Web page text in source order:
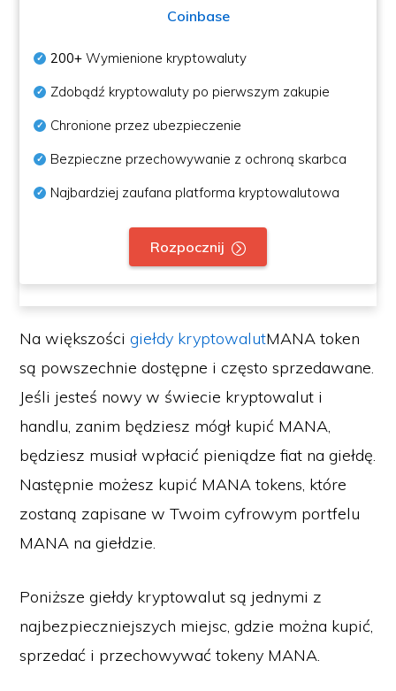
Coinbase
200+ Wymienione kryptowaluty
Zdobądź kryptowaluty po pierwszym zakupie
Chronione przez ubezpieczenie
Bezpieczne przechowywanie z ochroną skarbca
Najbardziej zaufana platforma kryptowalutowa
Rozpocznij
Na większościgiełdy kryptowalutMANA token
są powszechnie dostępne i często sprzedawane.
Jeśli jesteś nowy w świecie kryptowalut i
handlu, zanim będziesz mógł kupić MANA,
będziesz musiał wpłacić pieniądze fiat na giełdę.
Następnie możesz kupić MANA tokens, które
zostaną zapisane w Twoim cyfrowym portfelu
MANA na giełdzie.
Poniższe giełdy kryptowalut są jednymi z
najbezpieczniejszych miejsc, gdzie można kupić,
sprzedać i przechowywać tokeny MANA.